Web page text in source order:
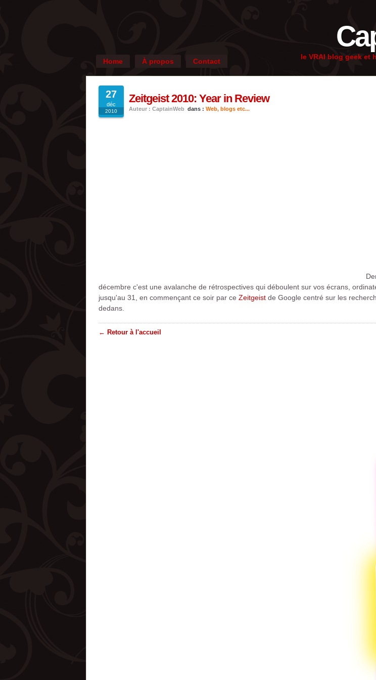
le VRAI blog geek et
Home À propos Contact
27
déc
2010
Zeitgeist 2010: Year in Review
Auteur : CaptainWeb dans : Web, blogs etc...
décembre c'est une avalanche de rétrospectives qui déboulent sur vos écrans,
jusqu'au 31, en commençant ce soir par ce Zeitgeistde Google centré sur les
dedans.
← Retour à l'accueil